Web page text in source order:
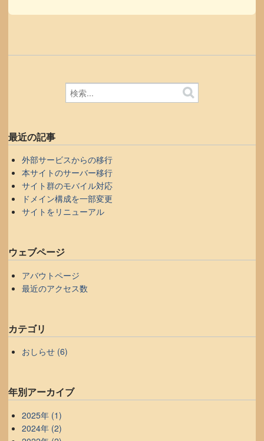
最近の記事
外部サービスからの移行
本サイトのサーバー移行
サイト群のモバイル対応
ドメイン構成を一部変更
サイトをリニューアル
ウェブページ
アバウトページ
最近のアクセス数
カテゴリ
おしらせ (6)
年別アーカイブ
2025年 (1)
2024年 (2)